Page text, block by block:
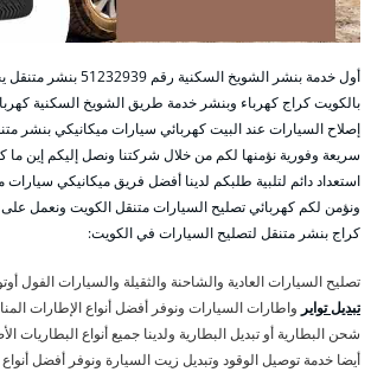
أول خدمة بنشر الشويخ
بالكويت كراج كهرباء وبنشر خدمة طريق الشويخ السكنية
إصلاح السيارات عند البيت كهربائي سيارات ميكانيكي بنشر
سريعة وفورية نؤمنها لكم من خلال شركتنا ونصل إليكم إين ما
استعداد دائم لتلبية طلبكم لدينا أفضل فريق ميكانيكي
ونؤمن لكم كهربائي تصليح السيارات متنقل الكويت ونعمل على
كراج بنشر متنقل لتصليح السيارات في الكويت:
تصليح السيارات العادية والشاحنة والثقيلة والسيارات الفول
تبديل تواير واطارات السيارات ونوفر أفضل أنواع الإطارات
شحن البطارية أو تبديل البطارية ولدينا جميع أنواع البطاريات
أيضا خدمة توصيل الوقود وتبديل زيت السيارة ونوفر أفضل أنواع